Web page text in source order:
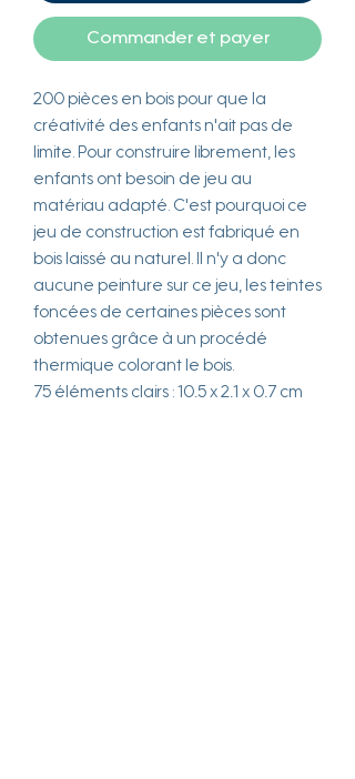
Commander et payer
200 pièces en bois pour que la
créativité des enfants n'ait pas de
limite. Pour construire librement, les
enfants ont besoin de jeu au
matériau adapté. C'est pourquoi ce
jeu de construction est fabriqué en
bois laissé au naturel. Il n'y a donc
aucune peinture sur ce jeu, les teintes
foncées de certaines pièces sont
obtenues grâce à un procédé
thermique colorant le bois.
75 éléments clairs : 10,5 x 2,1 x 0,7 cm